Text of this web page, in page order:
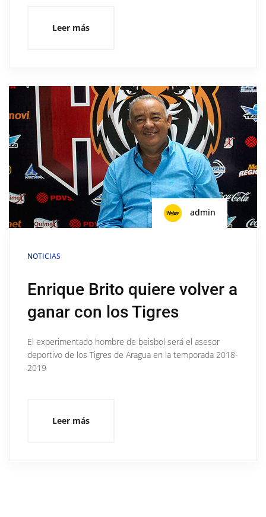
Leer más
admin
NOTICIAS
Enrique Brito quiere volver a
ganar con los Tigres
El experimentado hombre de beisbol será el asesor
deportivo de los Tigres de Aragua en la temporada 2018-
2019
Leer más